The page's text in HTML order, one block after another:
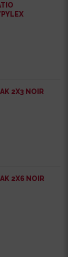
2X3 NOIR
2X6 NOIR